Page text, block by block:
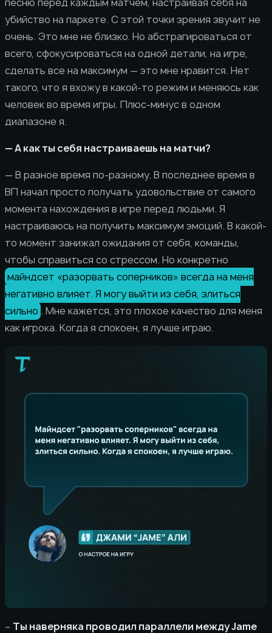
убийство на паркете. С этой точки зрения звучит не
очень. Это мне не близко. Но абстрагироваться от
всего, сфокусироваться на одной детали, на игре,
сделать все на максимум — это мне нравится. Нет
такого, что я вхожу в какой-то режим и меняюсь как
человек во время игры. Плюс-минус в одном
диапазоне я.
— А как ты себя настраиваешь на матчи?
— В разное время по-разному. В последнее время в
ВП начал просто получать удовольствие от самого
момента нахождения в игре перед людьми. Я
настраиваюсь на получить максимум эмоций. В какой-
то момент занижал ожидания от себя, команды,
чтобы справиться со стрессом. Но конкретно
майндсет «разорвать соперников» всегда на меня
негативно влияет. Я могу выйти из себя, злиться
сильно . Мне кажется, это плохое качество для меня
как игрока. Когда я спокоен, я лучше играю.
– Ты наверняка проводил параллели между Jame